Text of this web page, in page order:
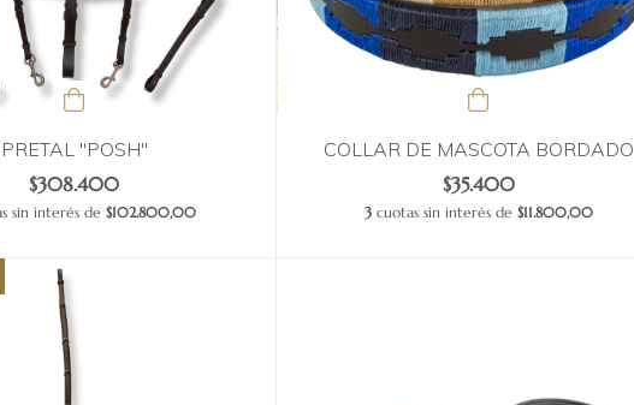
PRETAL "POSH"
$308.400
sin interés de $102.800,00
COLLAR DE MASCOTA BORDADO
$35.400
3cuotas sin interés de $11.800,00